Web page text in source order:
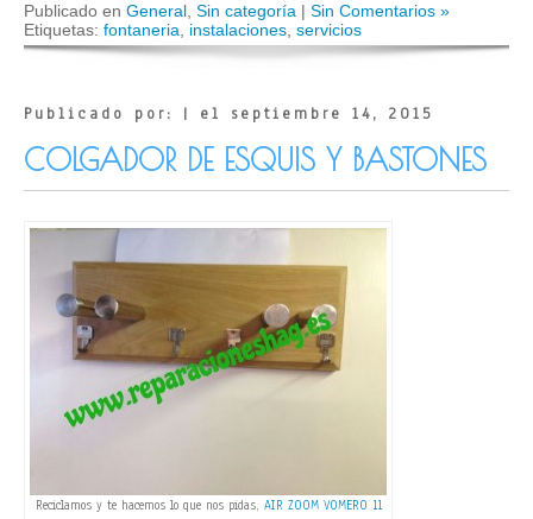
Publicado en General Sin categoría | Sin Comentarios »
Etiquetas: fontaneria instalaciones servicios
Publicado por: | el septiembre 14, 2015
COLGADOR DE ESQUIS Y BASTONES
Reciclamos y te hacemos lo que nos pidas, AIR ZOOM VOMERO 11